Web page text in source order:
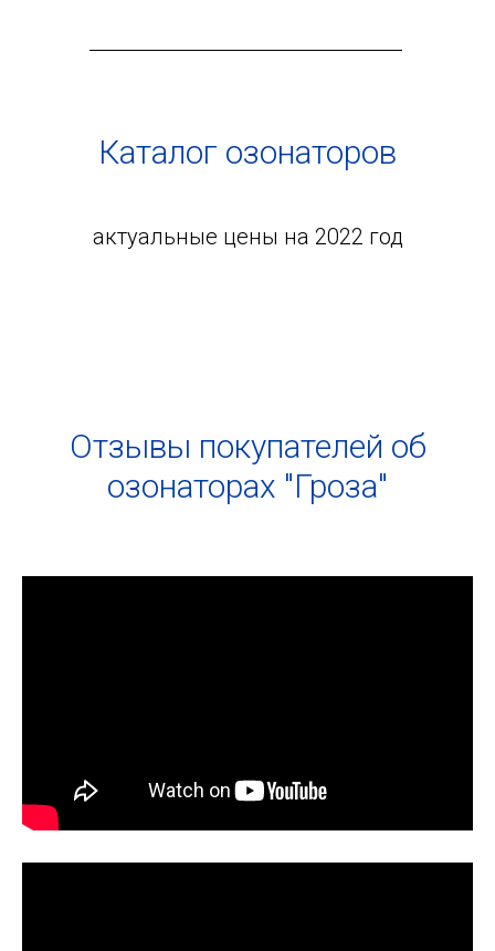
Каталог озонаторов
актуальные цены на 2022 год
Отзывы покупателей об
озонаторах "Гроза"